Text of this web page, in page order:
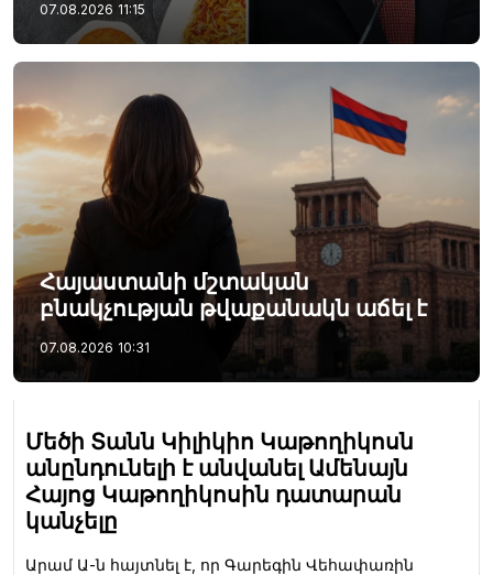
07.08.2026 11:15
Հայաստանի մշտական
բնակչության թվաքանակն աճել է
07.08.2026 10:31
Մեծի Տանն Կիլիկիո Կաթողիկոսն
անընդունելի է անվանել Ամենայն
Հայոց Կաթողիկոսին դատարան
կանչելը
Արամ Ա-ն հայտնել է, որ Գարեգին Վեհափառին